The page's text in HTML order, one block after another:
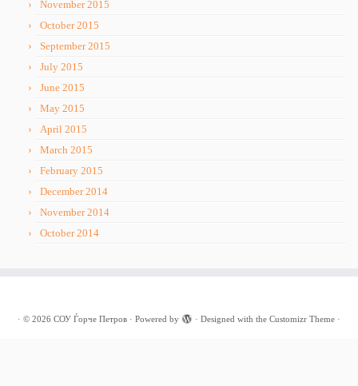
November 2015
October 2015
September 2015
July 2015
June 2015
May 2015
April 2015
March 2015
February 2015
December 2014
November 2014
October 2014
· © 2026 СОУ Ѓорче Петров · Powered by · Designed with the Customizr Theme ·